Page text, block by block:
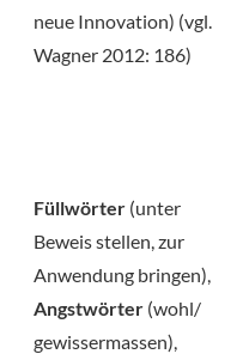
neue Innovation) (vgl.
Wagner 2012: 186)
Füllwörter (unter
Beweis stellen, zur
Anwendung bringen),
Angstwörter (wohl/
gewissermassen),